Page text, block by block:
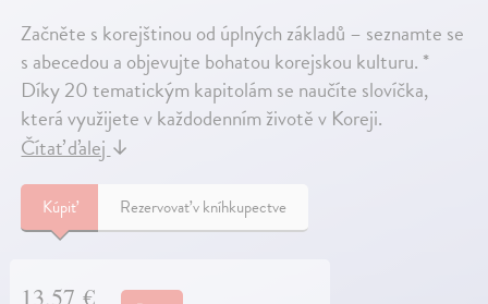
Začněte s korejštinou od úplných základů – seznamte se
s abecedou a objevujte bohatou korejskou kulturu. *
Díky 20 tematickým kapitolám se naučíte slovíčka,
která využijete v každodenním životě v Koreji.
Čítať ďalej ↓
Kúpiť Rezervovať v kníhkupectve
13,57 €